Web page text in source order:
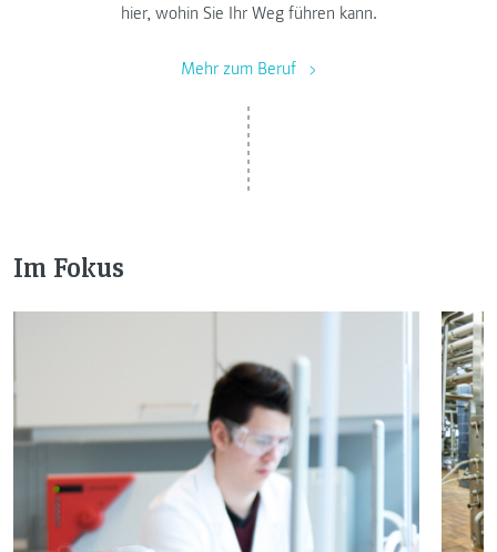
hier, wohin Sie Ihr Weg führen kann.
Mehr zum Beruf
Im Fokus